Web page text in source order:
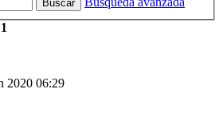
Buscar
1
2020 06:29